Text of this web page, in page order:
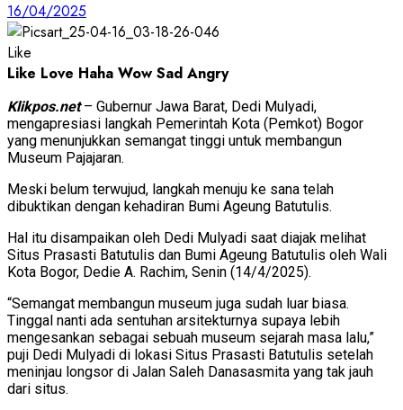
16/04/2025
Like
Like Love Haha Wow Sad Angry
Klikpos.net– Gubernur Jawa Barat, Dedi Mulyadi,
mengapresiasi langkah Pemerintah Kota (Pemkot) Bogor
yang menunjukkan semangat tinggi untuk membangun
Museum Pajajaran.
Meski belum terwujud, langkah menuju ke sana telah
dibuktikan dengan kehadiran Bumi Ageung Batutulis.
Hal itu disampaikan oleh Dedi Mulyadi saat diajak melihat
Situs Prasasti Batutulis dan Bumi Ageung Batutulis oleh Wali
Kota Bogor, Dedie A. Rachim, Senin (14/4/2025).
“Semangat membangun museum juga sudah luar biasa.
Tinggal nanti ada sentuhan arsitekturnya supaya lebih
mengesankan sebagai sebuah museum sejarah masa lalu,”
puji Dedi Mulyadi di lokasi Situs Prasasti Batutulis setelah
meninjau longsor di Jalan Saleh Danasasmita yang tak jauh
dari situs.